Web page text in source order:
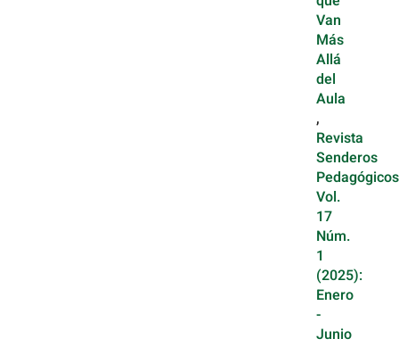
Van
Más
Allá
del
Aula
,
Revista
Senderos
Vol.
17
Núm.
1
(2025):
Enero
-
Junio